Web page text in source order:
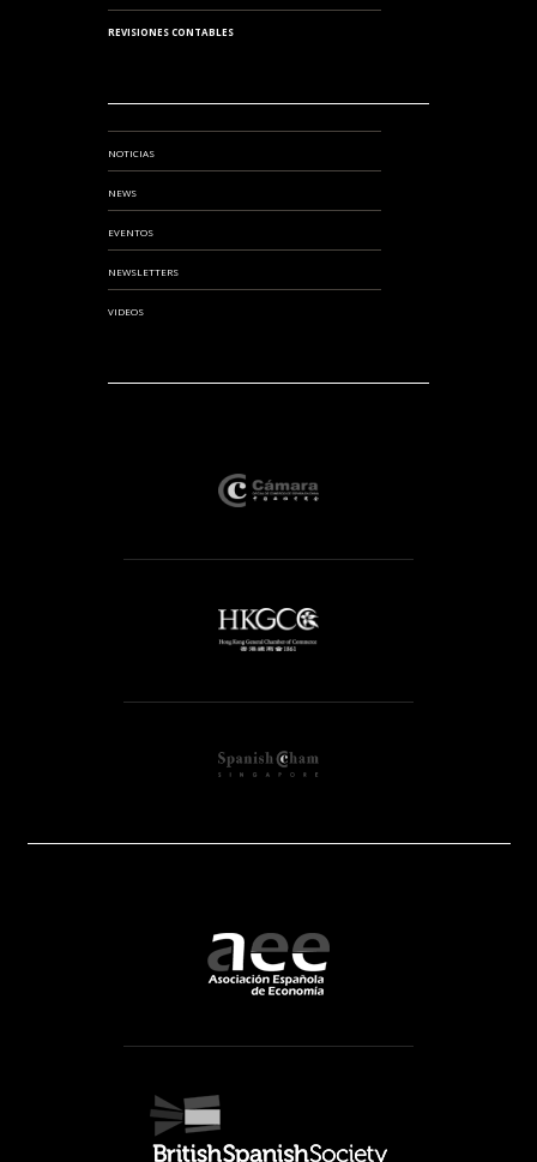
REVISIONES CONTABLES
NOTICIAS
NEWS
EVENTOS
NEWSLETTERS
VIDEOS